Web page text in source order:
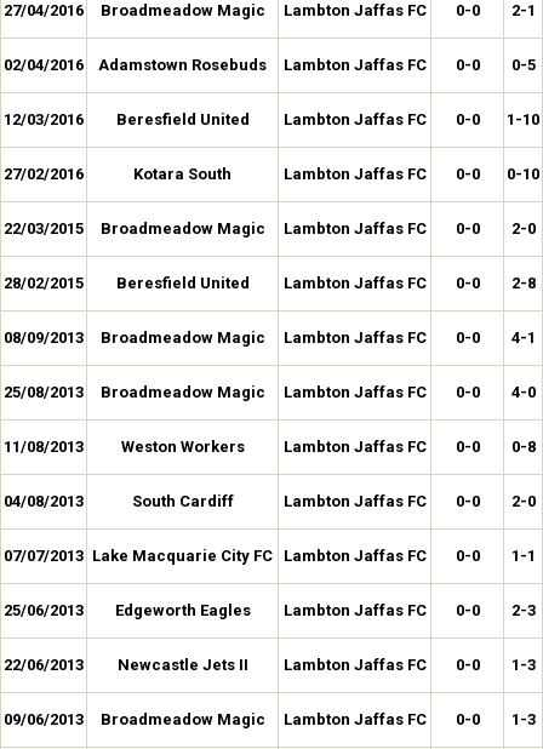
27/04/2016 Broadmeadow Magic Lambton Jaffas FC 0-0 2-1
02/04/2016 Adamstown Rosebuds Lambton Jaffas FC 0-0 0-5
12/03/2016 Beresfield United Lambton Jaffas FC 0-0 1-10
27/02/2016 Kotara South Lambton Jaffas FC 0-0 0-10
22/03/2015 Broadmeadow Magic Lambton Jaffas FC 0-0 2-0
28/02/2015 Beresfield United Lambton Jaffas FC 0-0 2-8
08/09/2013 Broadmeadow Magic Lambton Jaffas FC 0-0 4-1
25/08/2013 Broadmeadow Magic Lambton Jaffas FC 0-0 4-0
11/08/2013 Weston Workers Lambton Jaffas FC 0-0 0-8
04/08/2013 South Cardiff Lambton Jaffas FC 0-0 2-0
07/07/2013 Lake Macquarie City FC Lambton Jaffas FC 0-0 1-1
25/06/2013 Edgeworth Eagles Lambton Jaffas FC 0-0 2-3
22/06/2013 Newcastle Jets II Lambton Jaffas FC 0-0 1-3
09/06/2013 Broadmeadow Magic Lambton Jaffas FC 0-0 1-3